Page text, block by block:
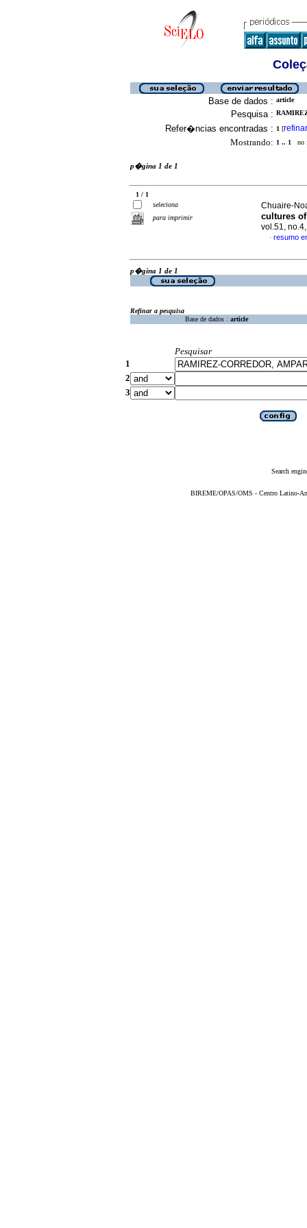
Base de dados : article
Pesquisa :
Refer�ncias encontradas : 1 [refinar
Mostrando: 1 .. 1 no
p�gina 1 de 1
1 / 1
seleciona
para imprimir
Chuaire-
cultures
vol.51,
· resumo
p�gina 1 de 1
Refinar a pesquisa
Base de dados : article
Pesquisar
1
2
3
Search
BIREME/OPAS/OMS - Centro Latino-